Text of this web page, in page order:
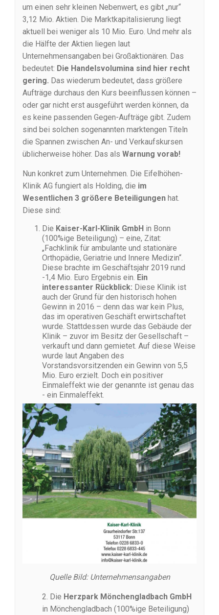
um einen sehr kleinen Nebenwert, es gibt „nur“
3,12 Mio. Aktien. Die Marktkapitalisierung liegt
aktuell bei weniger als 10 Mio. Euro. Und mehr als
die Hälfte der Aktien liegen laut
Unternehmensangaben bei Großaktionären. Das
bedeutet: Die Handelsvolumina sind hier recht
gering. Das wiederum bedeutet, dass größere
Aufträge durchaus den Kurs beeinflussen können –
oder gar nicht erst ausgeführt werden können, da
es keine passenden Gegen-Aufträge gibt. Zudem
sind bei solchen sogenannten marktengen Titeln
die Spannen zwischen An- und Verkaufskursen
üblicherweise höher. Das als Warnung vorab!
Nun konkret zum Unternehmen. Die Eifelhöhen-
Klinik AG fungiert als Holding, die im
Wesentlichen 3 größere Beteiligungen hat.
Diese sind:
Die Kaiser-Karl-Klinik GmbH in Bonn
(100%ige Beteiligung) – eine, Zitat:
„Fachklinik für ambulante und stationäre
Orthopädie, Geriatrie und Innere Medizin“.
Diese brachte im Geschäftsjahr 2019 rund
-1,4 Mio. Euro Ergebnis ein. Ein
interessanter Rückblick: Diese Klinik ist
auch der Grund für den historisch hohen
Gewinn in 2016 – denn das war kein Plus,
das im operativen Geschäft erwirtschaftet
wurde. Stattdessen wurde das Gebäude der
Klinik – zuvor im Besitz der Gesellschaft –
verkauft und dann gemietet. Auf diese Weise
wurde laut Angaben des
Vorstandsvorsitzenden ein Gewinn von 5,5
Mio. Euro erzielt. Doch ein positiver
Einmaleffekt wie der genannte ist genau das
- ein Einmaleffekt.
Quelle Bild: Unternehmensangaben
2. Die Herzpark Mönchengladbach GmbH
in Mönchengladbach (100%ige Beteiligung)